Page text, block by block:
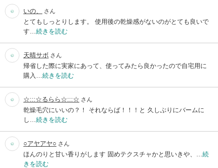
いの、 さん
とてもしっとりします。 使用後の乾燥感がないのがとても良いで
す… 続きを読む
天晴サボ さん
帰省した際に実家にあって、使ってみたら良かったので自宅用に
購入… 続きを読む
☆:::☆るらら☆:::☆ さん
乾燥毛穴にいいの？！ それならば！！！と 久しぶりにバームに
し… 続きを読む
○アヤアヤ○ さん
ほんのりと甘い香りがします 固めテクスチャかと思いきや、… 続
きを読む